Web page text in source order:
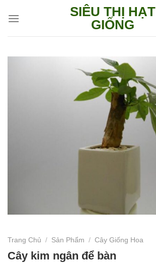
SIÊU THỊ HẠT
GIỐNG
Trang Chủ / Sản Phẩm / Cây Giống Hoa
Cây kim ngân để bàn